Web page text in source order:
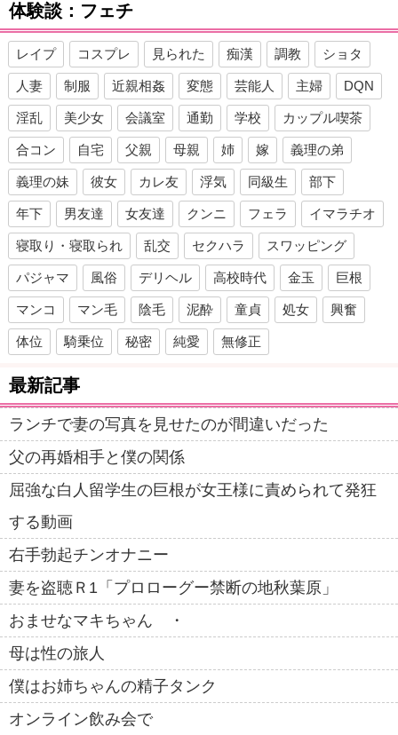
体験談：フェチ
レイプ コスプレ 見られた 痴漢 調教 ショタ
人妻 制服 近親相姦 変態 芸能人 主婦 DQN
淫乱 美少女 会議室 通勤 学校 カップル喫茶
合コン 自宅 父親 母親 姉 嫁 義理の弟
義理の妹 彼女 カレ友 浮気 同級生 部下
年下 男友達 女友達 クンニ フェラ イマラチオ
寝取り・寝取られ 乱交 セクハラ スワッピング
パジャマ 風俗 デリヘル 高校時代 金玉 巨根
マンコ マン毛 陰毛 泥酔 童貞 処女 興奮
体位 騎乗位 秘密 純愛 無修正
最新記事
ランチで妻の写真を見せたのが間違いだった
父の再婚相手と僕の関係
屈強な白人留学生の巨根が女王様に責められて発狂
する動画
右手勃起チンオナニー
妻を盗聴Ｒ1「プロローグー禁断の地秋葉原」
おませなマキちゃん ・
母は性の旅人
僕はお姉ちゃんの精子タンク
オンライン飲み会で